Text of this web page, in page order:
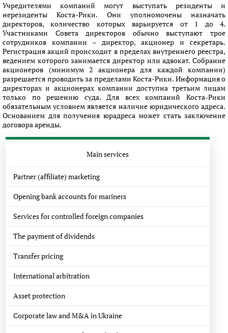
Учредителями компаний могут выступать резиденты и
нерезиденты Коста-Рики. Они уполномочены назначать
директоров, количество которых варьируется от 1 до 4.
Участниками Совета директоров обычно выступают трое
сотрудников компании – директор, акционер и секретарь.
Регистрация акций происходит в пределах внутреннего реестра,
ведением которого занимается директор или адвокат. Собрание
акционеров (минимум 2 акционера для каждой компании)
разрешается проводить за пределами Коста-Рики. Информация о
директорах и акционерах компании доступна третьим лицам
только по решению суда. Для всех компаний Коста-Рики
обязательным условием является наличие юридического адреса.
Основанием для получения юрадреса может стать заключение
договора аренды.
Main services
Partner (affiliate) marketing
Opening bank accounts for mariners
Services for controlled foreign companies
The payment of dividends
Transfer pricing
International arbitration
Asset protection
Corporate law and M&A in Ukraine